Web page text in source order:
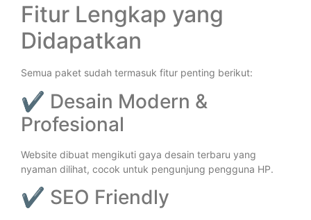
Fitur Lengkap yang
Didapatkan
Semua paket sudah termasuk fitur penting berikut:
✔ Desain Modern &
Profesional
Website dibuat mengikuti gaya desain terbaru yang
nyaman dilihat, cocok untuk pengunjung pengguna HP.
✔ SEO Friendly